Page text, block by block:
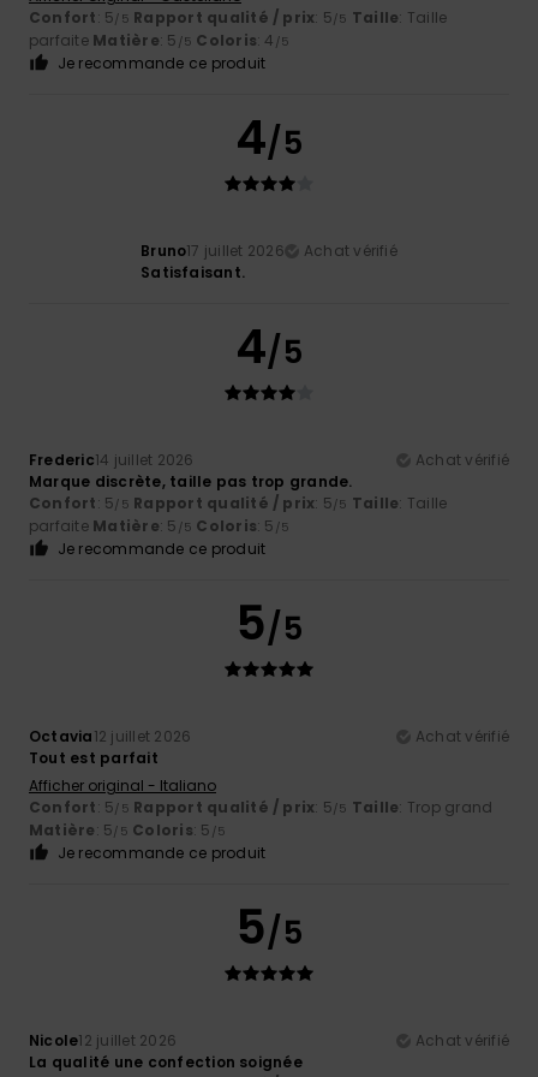
Confort: 5/5 Rapport qualité / prix: 5/5 Taille: Taille
parfaite Matière: 5 /5 Coloris: 4 /5
Je recommande ce produit
4/5
Bruno17 juillet 2026
Achat vérifié
Satisfaisant.
4/5
Frederic14 juillet 2026
Achat vérifié
Marque discrète, taille pas trop grande.
Confort: 5/5 Rapport qualité / prix: 5/5 Taille: Taille
parfaite Matière: 5 /5 Coloris: 5 /5
Je recommande ce produit
5/5
Octavia12 juillet 2026
Achat vérifié
Tout est parfait
Afficher original - Italiano
Confort: 5/5 Rapport qualité / prix: 5/5 Taille: Trop grand
Matière: 5/5 Coloris: 5 /5
Je recommande ce produit
5/5
Nicole12 juillet 2026
Achat vérifié
La qualité une confection soignée